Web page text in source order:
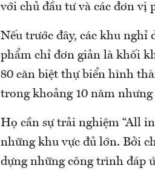
với chủ đầu tư và các đơn vị
Nếu trước đây, các khu nghỉ
phẩm chỉ đơn giản là khối
80 căn biệt thự biển hình
trong khoảng 10 năm
Họ cần sự trải nghiệm “All
những khu vực đủ lớn. Bởi
dựng những công trình đáp